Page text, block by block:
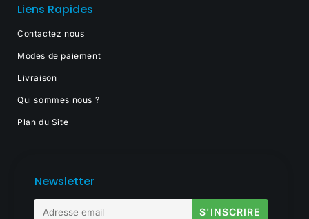
Liens Rapides
Contactez nous
Modes de paiement
Livraison
Qui sommes nous ?
Plan du Site
Newsletter
S'INSCRIRE